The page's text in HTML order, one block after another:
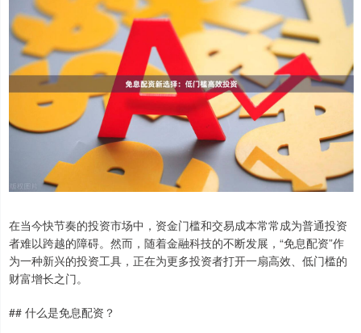
在当今快节奏的投资市场中，资金门槛和交易成本常常成为普通投资
者难以跨越的障碍。然而，随着金融科技的不断发展，“免息配资”作
为一种新兴的投资工具，正在为更多投资者打开一扇高效、低门槛的
财富增长之门。
## 什么是免息配资？